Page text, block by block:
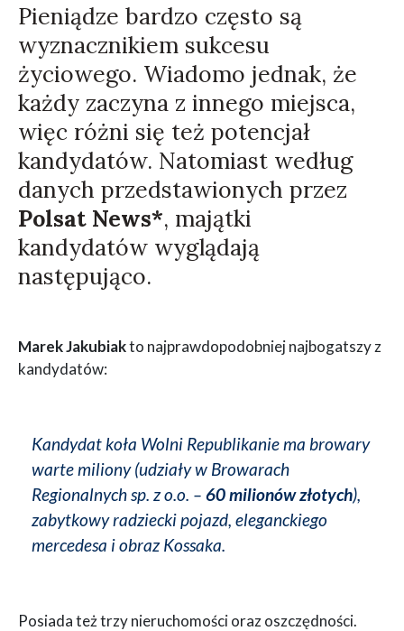
Pieniądze bardzo często są
wyznacznikiem sukcesu
życiowego. Wiadomo jednak, że
każdy zaczyna z innego miejsca,
więc różni się też potencjał
kandydatów. Natomiast według
danych przedstawionych przez
Polsat News*, majątki
kandydatów wyglądają
następująco.
Marek Jakubiakto najprawdopodobniej najbogatszy z
kandydatów:
Kandydat koła Wolni Republikanie ma browary
warte miliony (udziały w Browarach
Regionalnych sp. z o.o. – 60 milionów złotych),
zabytkowy radziecki pojazd, eleganckiego
mercedesa i obraz Kossaka.
Posiada też trzy nieruchomości oraz oszczędności.